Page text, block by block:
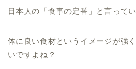
日本人の「食事の定番」と言ってい
体に良い食材というイメージが強
いですよね？